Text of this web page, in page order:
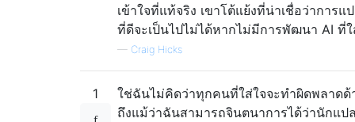
เข้าใจที่แท้จริง เขาโต้แย้งที่น่าเชื่อว่าการแ
ที่ดีจะเป็นไปไม่ได้หากไม่มีการพัฒนา AI ที่ใ
— Craig Hicks
1
ใช่ฉันไม่คิดว่าทุกคนที่ใส่ใจจะทำผิดพลาดด้
ถึงแม้ว่าฉันสามารถจินตนาการได้ว่านักแป